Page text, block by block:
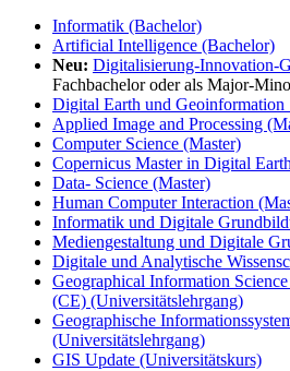
Informatik (Bachelor)
Artificial Intelligence (Bachelor)
Neu: Digitalisierung-Innovation-
Fachbachelor oder als Major-
Digital Earth und
Applied Image and Processing
Computer Science (Master)
Copernicus Master in Digital
Data- Science (Master)
Human Computer Interaction
Informatik und Digitale
Mediengestaltung und Digitale
Digitale und Analytische
Geographical Information
(CE) (Universitätslehrgang)
Geographische
(Universitätslehrgang)
GIS Update (Universitätskurs)